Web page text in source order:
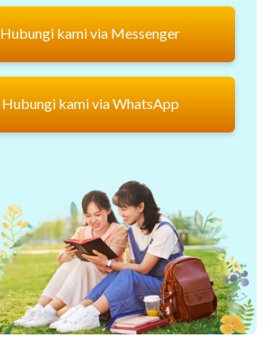
Hubungi kami via Messenger
Hubungi kami via WhatsApp